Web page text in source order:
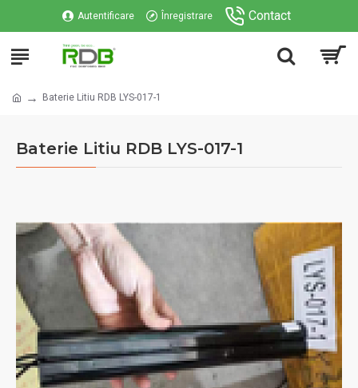
Autentificare Înregistrare Contact
Baterie Litiu RDB LYS-017-1
Baterie Litiu RDB LYS-017-1